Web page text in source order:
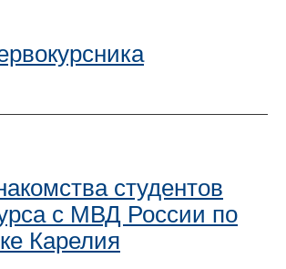
студентов
с МВД России по
Карелия